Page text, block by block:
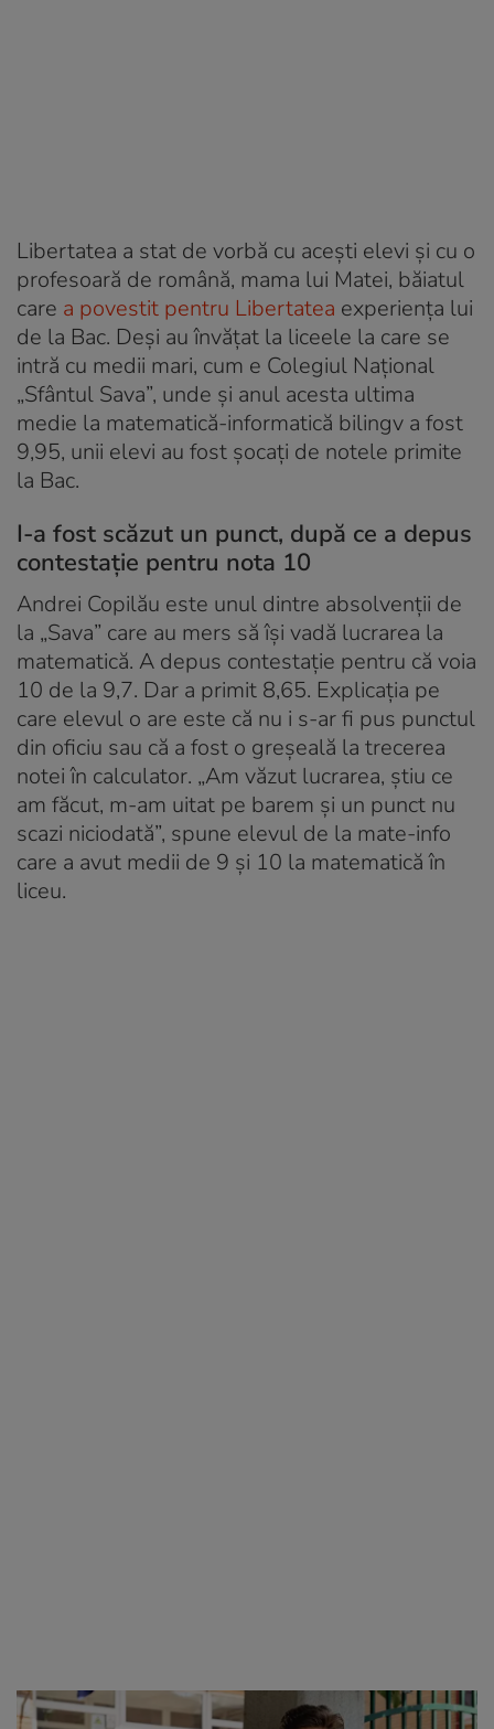
Libertatea a stat de vorbă cu acești elevi și cu o
profesoară de română, mama lui Matei, băiatul
care a povestit pentru Libertatea experiența lui
de la Bac. Deși au învățat la liceele la care se
intră cu medii mari, cum e Colegiul Național
„Sfântul Sava”, unde și anul acesta ultima
medie la matematică-informatică bilingv a fost
9,95, unii elevi au fost șocați de notele primite
la Bac.
I-a fost scăzut un punct, după ce a depus
contestație pentru nota 10
Andrei Copilău este unul dintre absolvenții de
la „Sava” care au mers să își vadă lucrarea la
matematică. A depus contestație pentru că voia
10 de la 9,7. Dar a primit 8,65. Explicația pe
care elevul o are este că nu i s-ar fi pus punctul
din oficiu sau că a fost o greșeală la trecerea
notei în calculator. „Am văzut lucrarea, știu ce
am făcut, m-am uitat pe barem și un punct nu
scazi niciodată”, spune elevul de la mate-info
care a avut medii de 9 și 10 la matematică în
liceu.